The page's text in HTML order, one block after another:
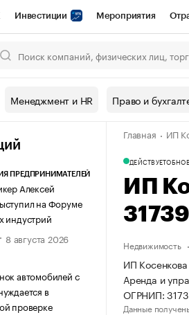
Инвестиции Мероприятия
Конференции СПб Спецпроекты
Рынок наличной валюты
Менеджмент и HR Право и
ПРЕДПРИНИМАТЕЛЕЙ
Алексей
на Форуме
индустрий
8 августа 2026
автомобилей с
в
проверке
Главная ИП
ДЕЙСТВУЕТ
ИП
Недвижимость
ИП
Аренда и
ОГРНИП:
Данные